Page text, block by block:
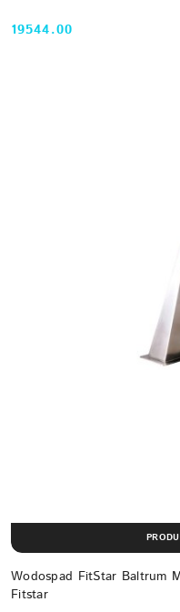
Cena:
19544.00
Wodospad FitStar Baltrum
Fitstar